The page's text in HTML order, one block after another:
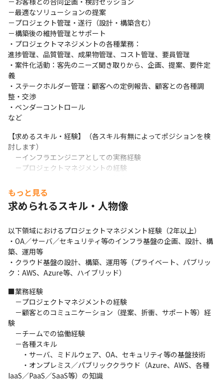
－最適なソリューションの提案
－プロジェクト管理・遂行（設計・構築含む）
－構築後の維持管理とサポート
・プロジェクトマネジメントの各種業務：
進捗管理、品質管理、成果物管理、コスト管理、要員管理
・案件化活動：客先のニーズ聞き取りから、企画、提案、要件定
義
・ステークホルダー管理：顧客への定例報告、顧客との各種調
整・交渉
・ベンダーコントロール
など
【求めるスキル・経験】（各スキル有無によってポジションを検
討します）
－インフラエンジニアとしての実務経験
－プロジェクトマネジメントの経験
－チームでの協働経験
－あると良いスキル
・サーバ、ミドルウェア、OA、セキュリティ等の基盤技術知
・オンプレミス／クラウド（Azure、AWS、各種IaaS／PaaS
／SaaS等）の知識
もっと見る
求められるスキル・人物像
以下領域におけるプロジェクトマネジメント経験（2年以上）
・OA／サーバ／セキュリティ等のインフラ基盤の企画、設計、構
築、運用等
・クラウド基盤の設計、構築、運用等（プライベート、パブリッ
ク：AWS、Azure等、ハイブリッド）
■業務経験
－プロジェクトマネジメントの経験
－顧客とのコミュニケーション（提案、折衝、サポート等）経
験
－チームでの協働経験
－各種スキル
・サーバ、ミドルウェア、OA、セキュリティ等の基盤技術
・オンプレミス／パブリッククラウド（Azure、AWS、各種
IaaS／PaaS／SaaS等）の知識